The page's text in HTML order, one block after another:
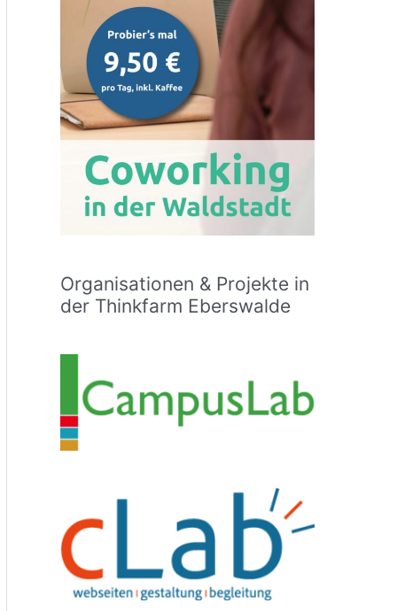
Organisationen & Projekte in
der Thinkfarm Eberswalde